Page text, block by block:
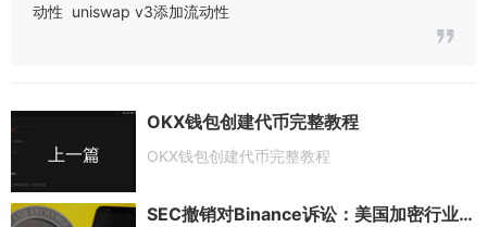
动性 uniswap v3添加流动性
上一篇
OKX钱包创建代币完整教程
OKX钱包创建代币完整教程
SEC撤销对Binance诉讼：美国加密行业监管风向转变